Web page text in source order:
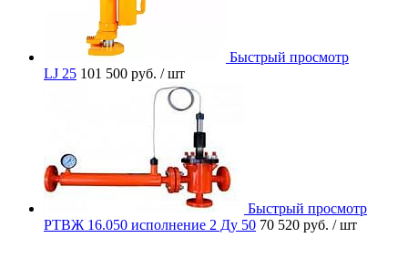
Быстрый просмотр
LJ 25 101 500 руб. / шт
Быстрый просмотр
РТВЖ 16.050 исполнение 2 Ду 50 70 520 руб. / шт